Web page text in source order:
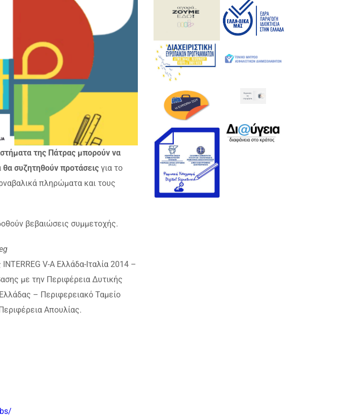
της Πάτρας μπορούν να
θα συζητηθούν προτάσεις για το
πληρώματα και τους
βεβαιώσεις συμμετοχής.
V-A Ελλάδα-Ιταλία 2014 –
με την Περιφέρεια Δυτικής
– Περιφερειακό Ταμείο
Απουλίας.